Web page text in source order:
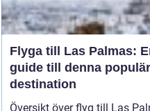
Flyga till Las Palmas:
guide till denna
destination
Översikt över flyg till Las